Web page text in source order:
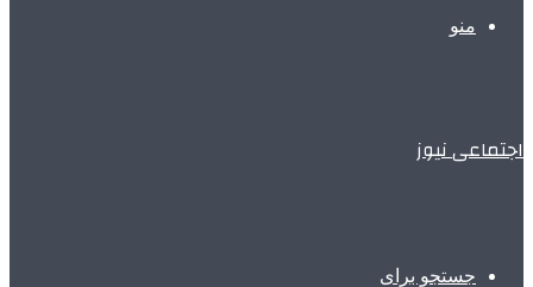
منو
اجتماعی نیوز
جستجو برای